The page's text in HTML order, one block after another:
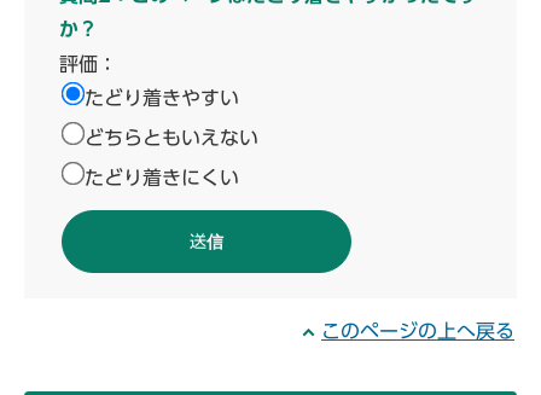
か？
評価：
たどり着きやすい
どちらともいえない
たどり着きにくい
このページの上へ戻る